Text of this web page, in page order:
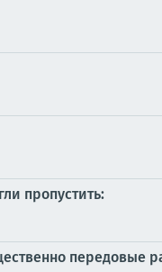
пропустить:
передовые